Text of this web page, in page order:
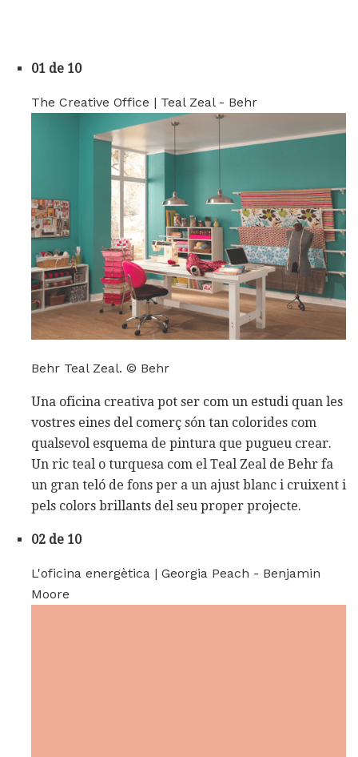
01 de 10
The Creative Office | Teal Zeal - Behr
Behr Teal Zeal. © Behr
Una oficina creativa pot ser com un estudi quan les
vostres eines del comerç són tan colorides com
qualsevol esquema de pintura que pugueu crear.
Un ric teal o turquesa com el Teal Zeal de Behr fa
un gran teló de fons per a un ajust blanc i cruixent i
pels colors brillants del seu proper projecte.
02 de 10
L'oficina energètica | Georgia Peach - Benjamin
Moore